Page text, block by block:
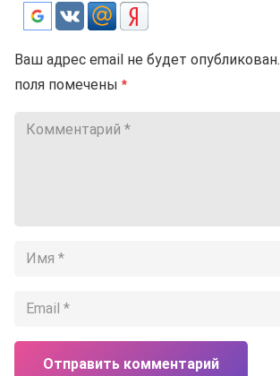
Ваш адрес email не будет опубликован.
поля помечены *
Отправить комментарий